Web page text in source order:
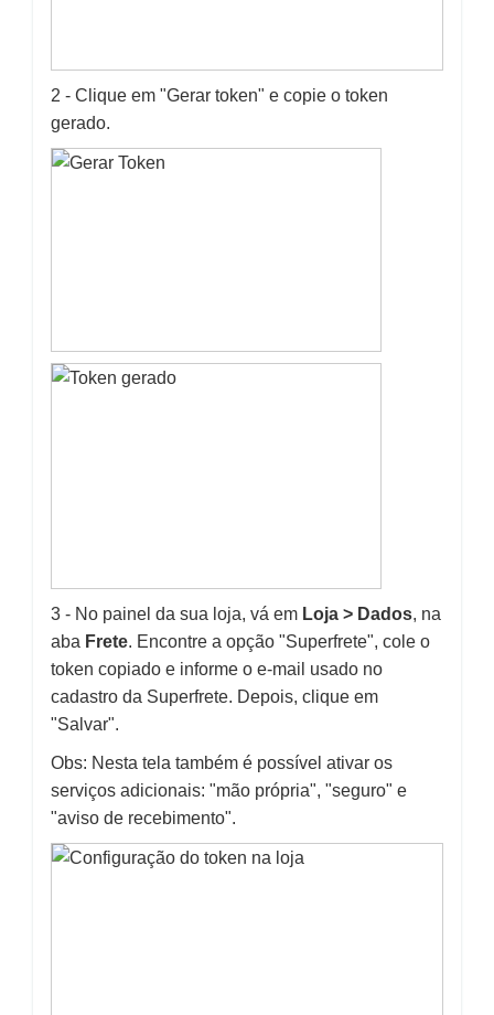
2 - Clique em "Gerar token" e copie o token
gerado.
3 - No painel da sua loja, vá em Loja > Dados, na
aba Frete. Encontre a opção "Superfrete", cole o
token copiado e informe o e-mail usado no
cadastro da Superfrete. Depois, clique em
"Salvar".
Obs: Nesta tela também é possível ativar os
serviços adicionais: "mão própria", "seguro" e
"aviso de recebimento".